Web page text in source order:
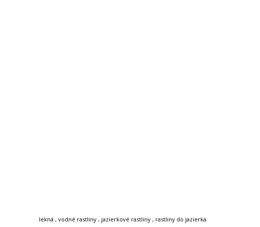
lekná , vodné rastliny , jazierkové rastliny , rastliny do jazierka